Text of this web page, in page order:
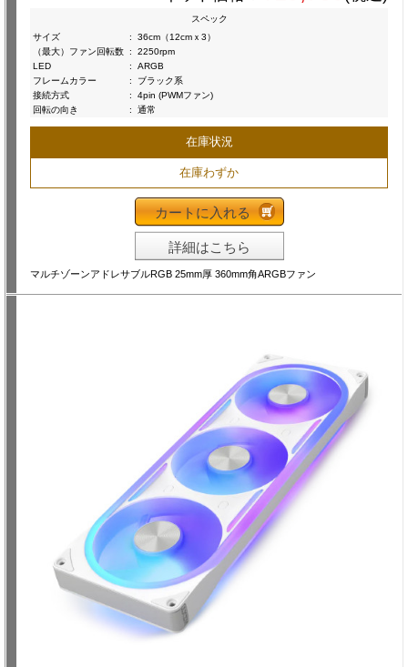
スペック
サイズ
:
36cm（12cmｘ3）
（最大）ファン回転数 :
2250rpm
LED
:
ARGB
フレームカラー
:
ブラック系
接続方式
:
4pin (PWMファン)
回転の向き
: 通常
在庫状況
在庫わずか
カートに入れる
詳細はこちら
マルチゾーンアドレサブルRGB 25mm厚 360mm角ARGBファン